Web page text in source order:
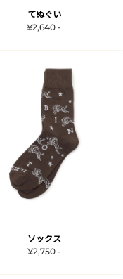
てぬぐい
¥2,640 -
ソックス
¥2,750 -